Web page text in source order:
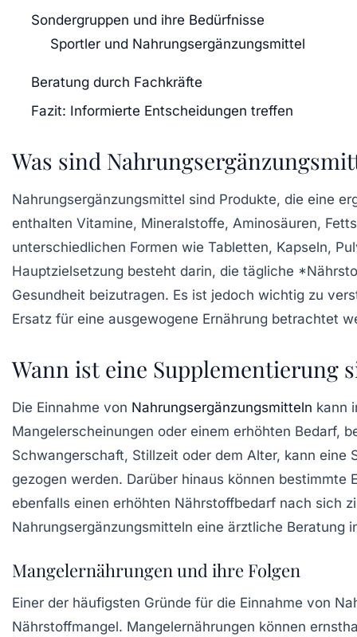
Sondergruppen und ihre Bedürfnisse
Sportler und Nahrungsergänzungsmittel
Beratung durch Fachkräfte
Fazit: Informierte Entscheidungen treffen
Was sind
Nahrungsergänzungsmittel sind Produkte, die eine
enthalten Vitamine, Mineralstoffe, Aminosäuren,
unterschiedlichen Formen wie Tabletten, Kapseln,
Hauptzielsetzung besteht darin, die tägliche
Gesundheit beizutragen. Es ist jedoch wichtig zu
Ersatz für eine ausgewogene Ernährung betrachtet
Wann ist eine Supplementierung
Die Einnahme von Nahrungsergänzungsmitteln kann
Mangelerscheinungen oder einem erhöhten Bedarf,
Schwangerschaft, Stillzeit oder dem Alter, kann
gezogen werden. Darüber hinaus können
ebenfalls einen erhöhten Nährstoffbedarf nach sich
Nahrungsergänzungsmitteln eine ärztliche Beratung
Mangelernährungen und ihre Folgen
Einer der häufigsten Gründe für die Einnahme von
Nährstoffmangel. Mangelernährungen können